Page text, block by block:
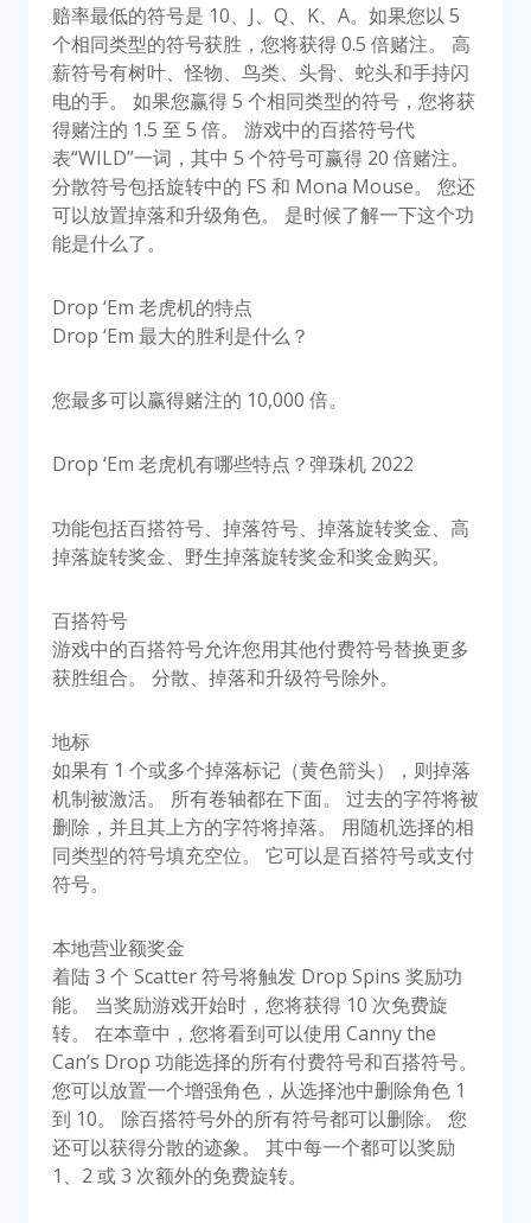
赔率最低的符号是 10、J、Q、K、A。如果您以 5
个相同类型的符号获胜，您将获得 0.5 倍赌注。 高
薪符号有树叶、怪物、鸟类、头骨、蛇头和手持闪
电的手。 如果您赢得 5 个相同类型的符号，您将获
得赌注的 1.5 至 5 倍。 游戏中的百搭符号代
表“WILD”一词，其中 5 个符号可赢得 20 倍赌注。
分散符号包括旋转中的 FS 和 Mona Mouse。 您还
可以放置掉落和升级角色。 是时候了解一下这个功
能是什么了。
Drop ‘Em 老虎机的特点
Drop ‘Em 最大的胜利是什么？
您最多可以赢得赌注的 10,000 倍。
Drop ‘Em 老虎机有哪些特点？弹珠机 2022
功能包括百搭符号、掉落符号、掉落旋转奖金、高
掉落旋转奖金、野生掉落旋转奖金和奖金购买。
百搭符号
游戏中的百搭符号允许您用其他付费符号替换更多
获胜组合。 分散、掉落和升级符号除外。
地标
如果有 1 个或多个掉落标记（黄色箭头），则掉落
机制被激活。 所有卷轴都在下面。 过去的字符将被
删除，并且其上方的字符将掉落。 用随机选择的相
同类型的符号填充空位。 它可以是百搭符号或支付
符号。
本地营业额奖金
着陆 3 个 Scatter 符号将触发 Drop Spins 奖励功
能。 当奖励游戏开始时，您将获得 10 次免费旋
转。 在本章中，您将看到可以使用 Canny the
Can’s Drop 功能选择的所有付费符号和百搭符号。
您可以放置​​一个增强角色，从选择池中删除角色 1
到 10。 除百搭符号外的所有符号都可以删除。 您
还可以获得分散的迹象。 其中每一个都可以奖励
1、2 或 3 次额外的免费旋转。